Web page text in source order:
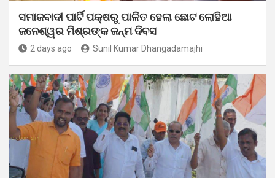
ସମାଜବାଦୀ ପାର୍ଟି ପକ୍ଷରୁ ପାଳିତ ହେଲା ଛୋଟ ଲୋହିଆ
ଜନେଶ୍ୱର ମିଶ୍ରଙ୍କ ଜନ୍ମ ଦିବସ
2 days ago Sunil Kumar Dhangadamajhi